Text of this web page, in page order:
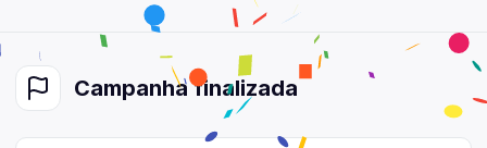
Contato
Fale conosco pelo WhatsApp
Campanhafinalizada